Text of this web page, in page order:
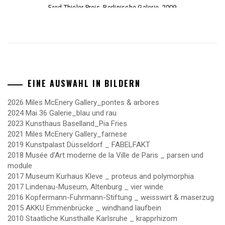
Fred Thieler Preis, Berlinische Galerie, 2009
EINE AUSWAHL IN BILDERN
2026 Miles McEnery Gallery_pontes & arbores
2024 Mai 36 Galerie_blau und rau
2023 Kunsthaus Baselland_Pia Fries
2021 Miles McEnery Gallery_farnese
2019 Kunstpalast Düsseldorf _ FABELFAKT
2018 Musée d’Art moderne de la Ville de Paris _ parsen und
module
2017 Museum Kurhaus Kleve _ proteus and polymorphia
2017 Lindenau-Museum, Altenburg _ vier winde
2016 Kopfermann-Fuhrmann-Stiftung _ weisswirt & maserzug
2015 AKKU Emmenbrücke _ windhand laufbein
2010 Staatliche Kunsthalle Karlsruhe _ krapprhizom